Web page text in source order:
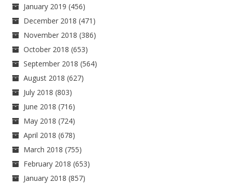
January 2019 (456)
December 2018 (471)
November 2018 (386)
October 2018 (653)
September 2018 (564)
August 2018 (627)
July 2018 (803)
June 2018 (716)
May 2018 (724)
April 2018 (678)
March 2018 (755)
February 2018 (653)
January 2018 (857)